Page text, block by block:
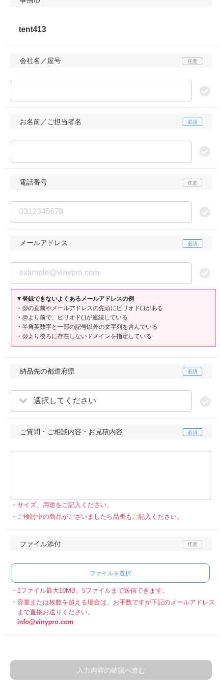
会社名／屋号
お名前／ご担当者名
電話番号
メールアドレス
▼登録できないよくあるメールアドレスの例
・@の直前やメールアドレスの先頭にピリオド(.)がある
・@より前で、ピリオド(.)が連続している
・半角英数字と一部の記号以外の文字列を含んでいる
・@より後ろに存在しないドメインを指定している
納品先の都道府県
選択してください
ご質問・ご相談内容・お見積内容
サイズ、用途をご記入ください。
ご検討中の商品がございましたら品番もご記入ください。
ファイル添付
ファイルを選択
1ファイル最大10MB、5ファイルまで送信できます。
容量または枚数を超える場合は、お手数ですが下記のメールアドレス
まで直接お送りください。
info@vinypro.com
入力内容の確認へ進む